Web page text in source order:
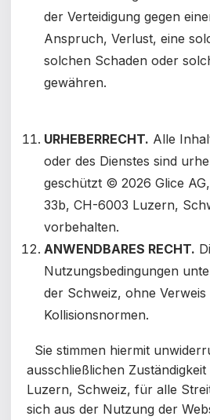
der Verteidigung gegen
Anspruch, Verlust, eine
solchen Schaden oder
gewähren.
URHEBERRECHT. Alle
oder des Dienstes sind
geschützt © 2026 Glice
33b, CH-6003 Luzern,
vorbehalten.
ANWENDBARES RECHT.
Nutzungsbedingungen
der Schweiz, ohne
Kollisionsnormen.
Sie stimmen hiermit
ausschließlichen
Luzern, Schweiz, für alle
sich aus der Nutzung der